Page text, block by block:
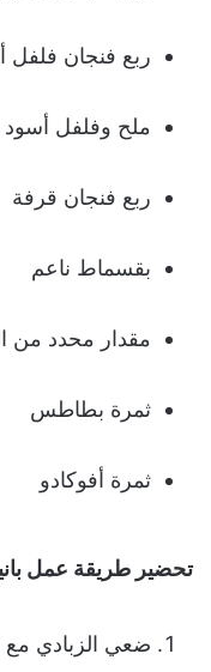
ربع فنجان فلفل
ملح وفلفل أسود
ربع فنجان قرفة
بقسماط ناعم
مقدار محدد من
ثمرة بطاطس
ثمرة أفوكادو
تحضیر طريقة عمل
ضعي الزبادي مع